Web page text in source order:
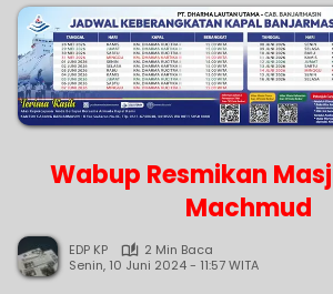
Wabup Resmikan
Machmud
EDP KP
2 Min Baca
Senin, 10 Juni 2024 - 11:57 WITA